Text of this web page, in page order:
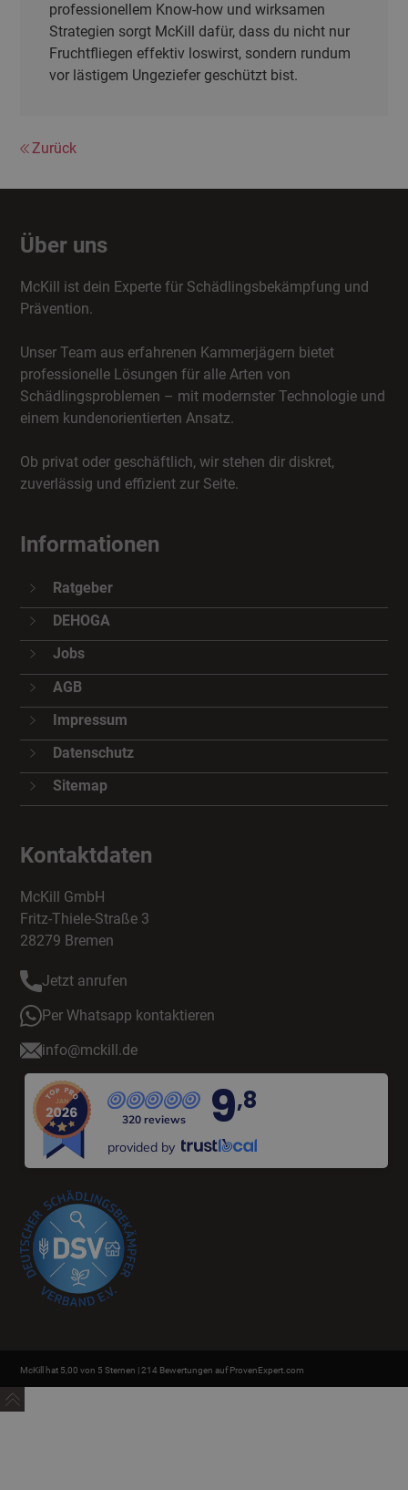
professionellem Know-how und wirksamen
Strategien sorgt McKill dafür, dass du nicht nur
Fruchtfliegen effektiv loswirst, sondern rundum
vor lästigem Ungeziefer geschützt bist.
Zurück
Über uns
McKill ist dein Experte für Schädlingsbekämpfung und
Prävention.
Unser Team aus erfahrenen Kammerjägern bietet
professionelle Lösungen für alle Arten von
Schädlingsproblemen – mit modernster Technologie und
einem kundenorientierten Ansatz.
Ob privat oder geschäftlich, wir stehen dir diskret,
zuverlässig und effizient zur Seite.
Informationen
Ratgeber
DEHOGA
Jobs
AGB
Impressum
Datenschutz
Sitemap
Kontaktdaten
McKill GmbH
Fritz-Thiele-Straße 3
28279 Bremen
Jetzt anrufen
Per Whatsapp kontaktieren
info@mckill.de
320 reviews 9,8
provided by
McKill hat 5,00 von 5 Sternen | 214 Bewertungen auf ProvenExpert.com